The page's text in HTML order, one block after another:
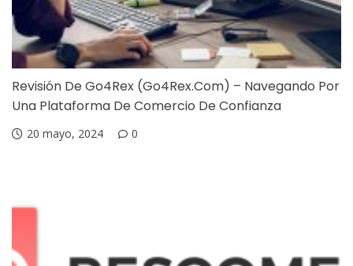
Revisión De Go4Rex (Go4Rex.com) – Navegando Por
Una Plataforma De Comercio De Confianza
20 mayo, 2024 0